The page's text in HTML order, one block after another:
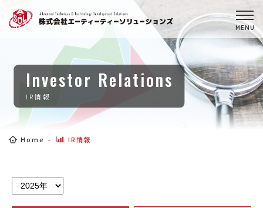
Investor Relations
IR情報
Home IR情報